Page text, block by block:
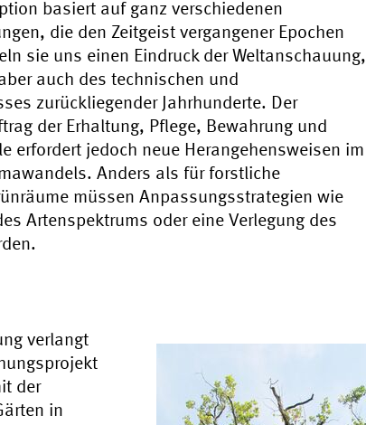
basiert auf ganz verschiedenen
die den Zeitgeist vergangener Epochen
sie uns einen Eindruck der Weltanschauung,
auch des technischen und
zurückliegender Jahrhunderte. Der
der Erhaltung, Pflege, Bewahrung und
erfordert jedoch neue Herangehensweisen im
Anders als für forstliche
müssen Anpassungsstrategien wie
Artenspektrums oder eine Verlegung des
verlangt
der
in